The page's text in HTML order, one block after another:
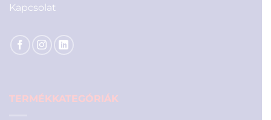
Kapcsolat
TERMÉKKATEGÓRIÁK